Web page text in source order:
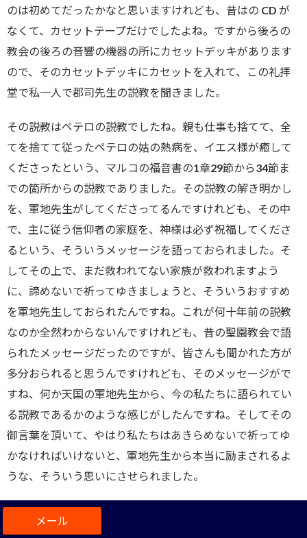
のは初めてだったかなと思いますけれども、昔はの CD が
なくて、カセットテープだけでしたよね。ですから後ろの
教会の後ろの音響の機器の所にカセットデッキがあります
ので、そのカセットデッキにカセットを入れて、この礼拝
堂で私一人で郡司先生の説教を聞きました。
その説教はペテロの説教でしたね。親も仕事も捨てて、全
てを捨てて従ったペテロの姑の熱病を、イエス様が癒して
くださったという、マルコの福音書の1章29節から34節ま
での箇所からの説教でありました。その説教の解き明かし
を、軍地先生がしてくださってるんですけれども、その中
で、主に従う信仰者の家庭を、神様は必ず祝福してくださ
るという、そういうメッセージを語っておられました。そ
してその上で、まだ救われてない家族が救われますよう
に、諦めないで祈ってゆきましょうと、そういうおすすめ
を軍地先生しておられたんですね。これが何十年前の説教
なのか全然わからないんですけれども、昔の聖園教会で語
られたメッセージだったのですが、皆さんも聞かれた方が
多分おられると思うんですけれども、そのメッセージがで
すね、何か天国の軍地先生から、今の私たちに語られてい
る説教であるかのような感じがしたんですね。そしてその
御言葉を頂いて、やはり私たちはあきらめないで祈ってゆ
かなければいけないと、軍地先生から本当に励まされるよ
うな、そういう思いにさせられました。
イエス様はかつて悪霊に憑かれた人の悪霊を追い出し、追
い出された後、その人に向かって命じられたんです。